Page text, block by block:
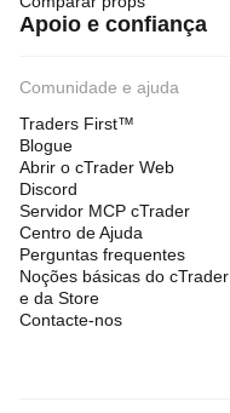
Apoio e confiança
Comunidade e ajuda
Traders First™
Blogue
Abrir o cTrader Web
Discord
Servidor MCP cTrader
Centro de Ajuda
Perguntas frequentes
Noções básicas do cTrader
e da Store
Contacte-nos